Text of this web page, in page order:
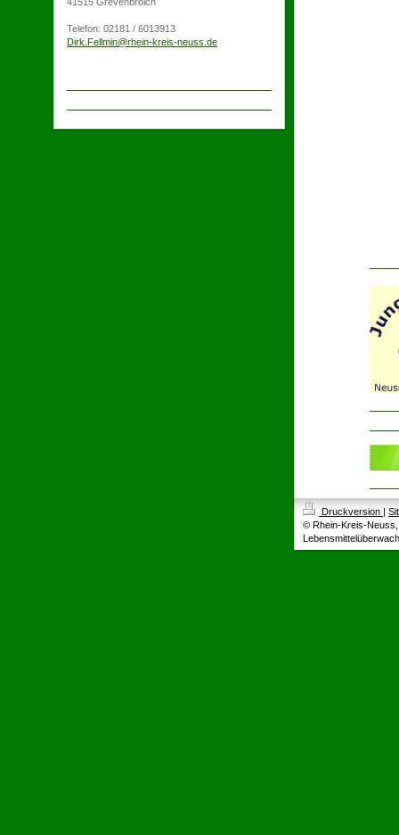
Telefon: 02181 / 6013913
Dirk.Fellmin@rhein-kreis-neuss.de
Druckversion |
© Rhein-Kreis-